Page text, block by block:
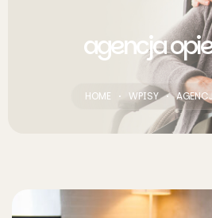
agencja
HOME WPISY